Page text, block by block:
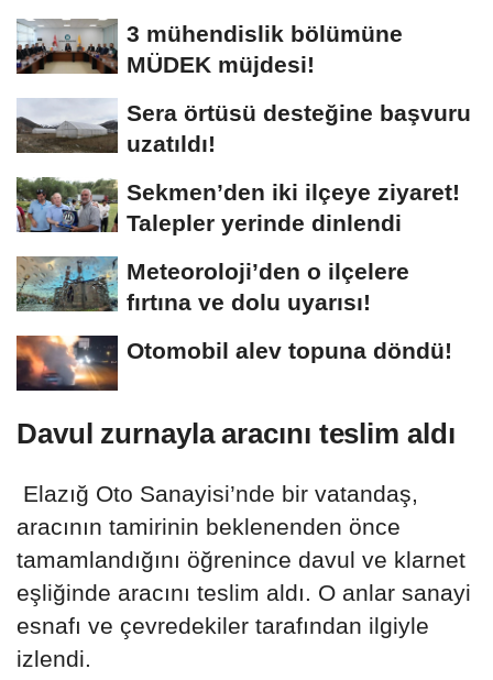
3 mühendislik bölümüne
MÜDEK müjdesi!
Sera örtüsü desteğine başvuru
uzatıldı!
Sekmen’den iki ilçeye ziyaret!
Talepler yerinde dinlendi
Meteoroloji’den o ilçelere
fırtına ve dolu uyarısı!
Otomobil alev topuna döndü!
Davul zurnayla aracını teslim aldı
Elazığ Oto Sanayisi’nde bir vatandaş,
aracının tamirinin beklenenden önce
tamamlandığını öğrenince davul ve klarnet
eşliğinde aracını teslim aldı. O anlar sanayi
esnafı ve çevredekiler tarafından ilgiyle
izlendi.